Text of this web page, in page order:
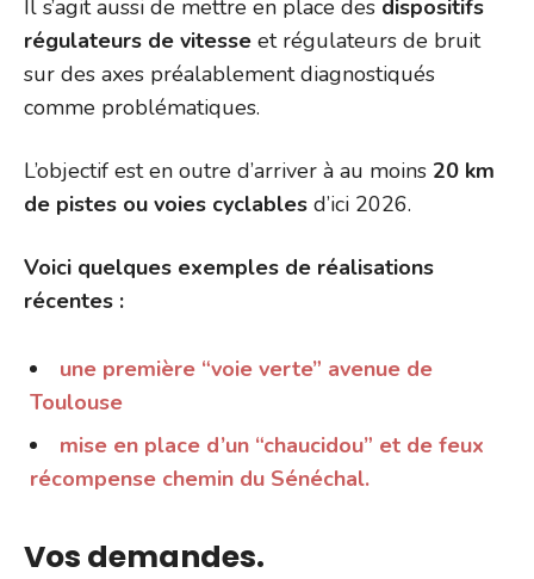
Il s’agit aussi de mettre en place des dispositifs
régulateurs de vitesse et régulateurs de bruit
sur des axes préalablement diagnostiqués
comme problématiques.
L’objectif est en outre d’arriver à au moins 20 km
de pistes ou voies cyclables d’ici 2026.
Voici quelques exemples de réalisations
récentes :
une première “voie verte” avenue de
Toulouse
mise en place d’un “chaucidou” et de feux
récompense chemin du Sénéchal.
Vos demandes.